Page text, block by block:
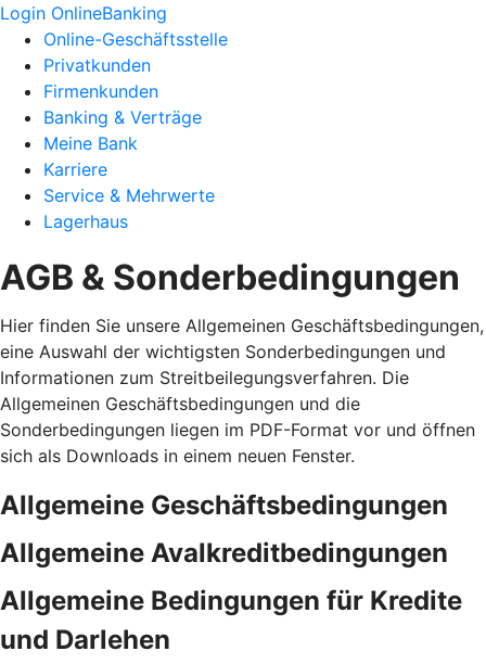
Login OnlineBanking
Online-Geschäftsstelle
Privatkunden
Firmenkunden
Banking & Verträge
Meine Bank
Karriere
Service & Mehrwerte
Lagerhaus
AGB & Sonderbedingungen
Hier finden Sie unsere Allgemeinen Geschäftsbedingungen,
eine Auswahl der wichtigsten Sonderbedingungen und
Informationen zum Streitbeilegungsverfahren. Die
Allgemeinen Geschäftsbedingungen und die
Sonderbedingungen liegen im PDF-Format vor und öffnen
sich als Downloads in einem neuen Fenster.
Allgemeine Geschäftsbedingungen
Allgemeine Avalkreditbedingungen
Allgemeine Bedingungen für Kredite
und Darlehen